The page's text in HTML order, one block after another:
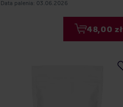
Data palenia: 03.06.2026
48,00 zł